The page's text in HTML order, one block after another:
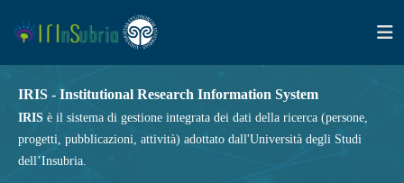
IRIS - Institutional Research Information System
IRIS è il sistema di gestione integrata dei dati della ricerca (persone,
progetti, pubblicazioni, attività) adottato dall'Università degli Studi
dell’Insubria.